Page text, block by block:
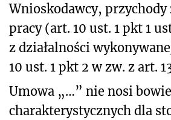
Wnioskodawcy, przychody
pracy (art. 10 ust. 1 pkt 1
z działalności
10 ust. 1 pkt 2 w zw. z art.
Umowa „…” nie nosi
charakterystycznych dla